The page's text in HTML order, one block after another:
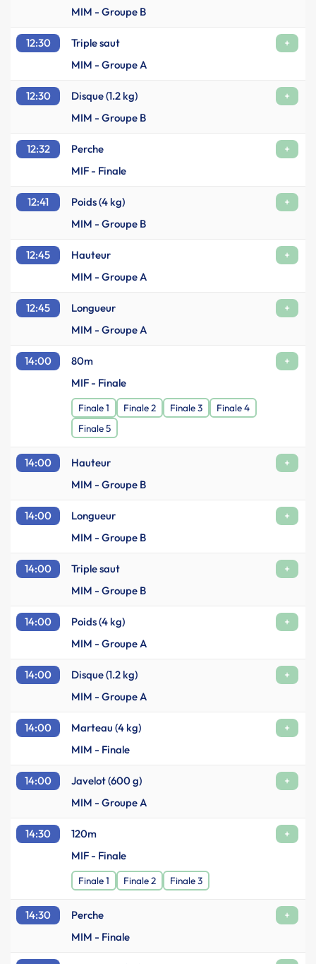
MIM - Groupe B
12:30 Triple saut
+
MIM - Groupe A
12:30 Disque (1.2 kg)
+
MIM - Groupe B
12:32 Perche
+
MIF - Finale
12:41 Poids (4 kg)
+
MIM - Groupe B
12:45 Hauteur
+
MIM - Groupe A
12:45 Longueur
+
MIM - Groupe A
14:00 80m
+
MIF - Finale
Finale 1 Finale 2 Finale 3
Finale 4
Finale 5
14:00 Hauteur
+
MIM - Groupe B
14:00 Longueur
+
MIM - Groupe B
14:00 Triple saut
+
MIM - Groupe B
14:00 Poids (4 kg)
+
MIM - Groupe A
14:00 Disque (1.2 kg)
+
MIM - Groupe A
14:00 Marteau (4 kg)
+
MIM - Finale
14:00 Javelot (600 g)
+
MIM - Groupe A
14:30 120m
+
MIF - Finale
Finale 1 Finale 2 Finale 3
14:30 Perche
+
MIM - Finale